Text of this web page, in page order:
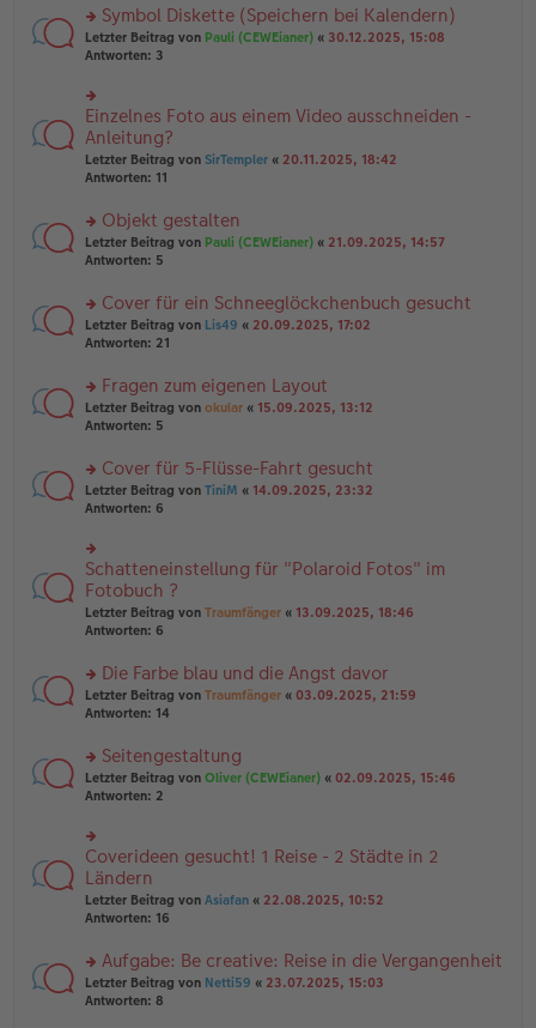
B
ei
tr
n
g
el
e
n
er
B
ei
tr
g
rs
te
u
n
g
el
es
e
er
B
ei
tr
g
Symbol Diskette (Speichern bei Kalendern)
Letzter Beitrag von Pauli (CEWEianer) « 30.12.2025, 15:08
Antworten: 3
rs
te
r
u
n
el
es
e
B
ei
tr
g
Einzelnes Foto aus einem Video ausschneiden -
Anleitung?
Letzter Beitrag von SirTempler « 20.11.2025, 18:42
Antworten: 11
rs
te
n
g
el
e
n
er
tr
a
g
Objekt gestalten
Letzter Beitrag von Pauli (CEWEianer) « 21.09.2025, 14:57
Antworten: 5
rs
te
n
g
el
e
n
er
tr
a
g
Cover für ein Schneeglöckchenbuch gesucht
Letzter Beitrag von Lis49 « 20.09.2025, 17:02
Antworten: 21
rs
te
n
g
el
e
n
er
B
ei
tr
g
Fragen zum eigenen Layout
Letzter Beitrag von okular « 15.09.2025, 13:12
Antworten: 5
rs
te
u
n
g
el
es
e
er
B
ei
tr
g
Cover für 5-Flüsse-Fahrt gesucht
Letzter Beitrag von TiniM « 14.09.2025, 23:32
Antworten: 6
rs
te
r
u
n
el
es
e
B
ei
tr
g
Schatteneinstellung für "Polaroid Fotos" im
Fotobuch ?
Letzter Beitrag von Traumfänger « 13.09.2025, 18:46
Antworten: 6
rs
te
n
g
el
e
n
er
B
ei
tr
g
Die Farbe blau und die Angst davor
Letzter Beitrag von Traumfänger « 03.09.2025, 21:59
Antworten: 14
rs
te
u
n
g
el
es
e
er
B
ei
tr
Seitengestaltung
Letzter Beitrag von Oliver (CEWEianer) « 02.09.2025, 15:46
Antworten: 2
rs
te
r
u
n
el
es
e
Coverideen gesucht! 1 Reise - 2 Städte in 2
Ländern
Letzter Beitrag von Asiafan « 22.08.2025, 10:52
Antworten: 16
rs
te
Aufgabe: Be creative: Reise in die Vergangenheit
Letzter Beitrag von Netti59 « 23.07.2025, 15:03
Antworten: 8